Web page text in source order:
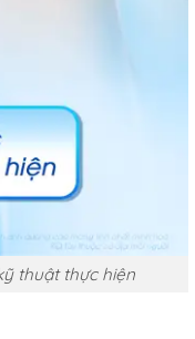
thuật thực hiện